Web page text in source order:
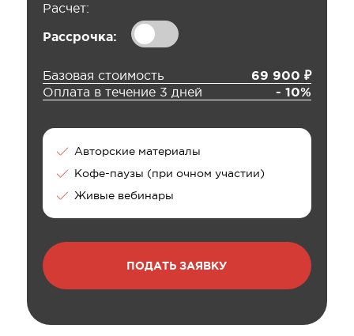
Расчет:
Рассрочка:
Базовая стоимость
69 900 ₽
Оплата в течение 3 дней
- 10%
Авторские материалы
Кофе-паузы (при очном участии)
Живые вебинары
ПОДАТЬ ЗАЯВКУ